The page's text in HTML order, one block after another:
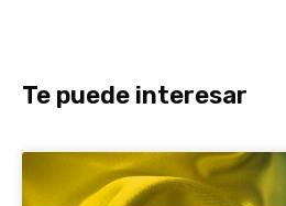
Te puede interesar